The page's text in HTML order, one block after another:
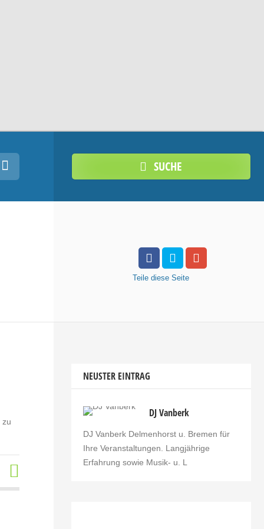
SUCHE
Teile diese Seite
zu
NEUSTER EINTRAG
DJ Vanberk
DJ Vanberk Delmenhorst u. Bremen für
Ihre Veranstaltungen. Langjährige
Erfahrung sowie Musik- u. L